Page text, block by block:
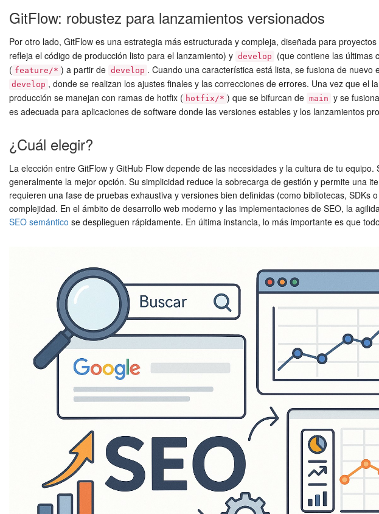
GitFlow: robustez para lanzamientos versionados
Por otro lado, GitFlow es una estrategia más estructurada y compleja, diseñada para
refleja el código de producción listo para el lanzamiento) y develop
(que contiene las últimas
( feature/* ) a partir de develop . Cuando una característica está lista, se fusiona de nuevo
develop , donde se realizan los ajustes finales y las correcciones de errores. Una vez que el
producción se manejan con ramas de hotfix ( hotfix/* ) que se bifurcan de main y se
es adecuada para aplicaciones de software donde las versiones estables y los lanzamientos
¿Cuál elegir?
La elección entre GitFlow y GitHub Flow depende de las necesidades y la cultura de tu
generalmente la mejor opción. Su simplicidad reduce la sobrecarga de gestión y permite una
requieren una fase de pruebas exhaustiva y versiones bien definidas (como bibliotecas,
complejidad. En el ámbito de desarrollo web moderno y las implementaciones de SEO, la
SEO semántico se desplieguen rápidamente. En última instancia, lo más importante es que